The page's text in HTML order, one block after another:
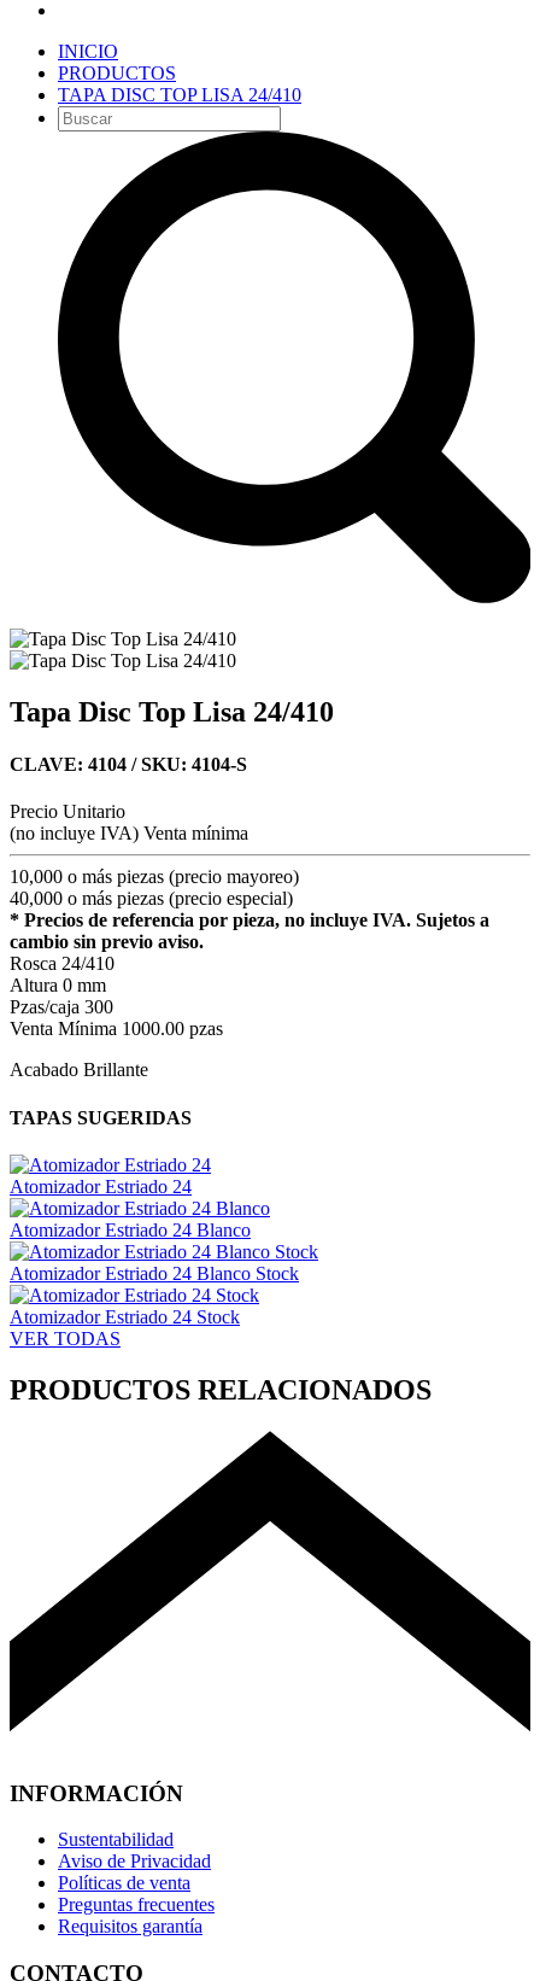
INICIO
PRODUCTOS
TAPA DISC TOP LISA 24/410
Tapa Disc Top Lisa 24/410
CLAVE: 4104 / SKU: 4104-S
Precio Unitario
(no incluye IVA) Venta mínima
10,000 o más piezas (precio mayoreo)
40,000 o más piezas (precio especial)
* Precios de referencia por pieza, no incluye IVA. Sujetos a
cambio sin previo aviso.
Rosca 24/410
Altura 0 mm
Pzas/caja 300
Venta Mínima 1000.00 pzas
Acabado Brillante
TAPAS SUGERIDAS
Atomizador Estriado 24
Atomizador Estriado 24 Blanco
Atomizador Estriado 24 Blanco Stock
Atomizador Estriado 24 Stock
VER TODAS
PRODUCTOS RELACIONADOS
INFORMACIÓN
Sustentabilidad
Aviso de Privacidad
Políticas de venta
Preguntas frecuentes
Requisitos garantía
CONTACTO